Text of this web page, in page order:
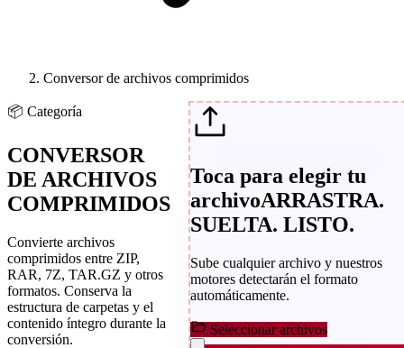
Conversor de archivos comprimidos
📦 Categoría
CONVERSOR
DE ARCHIVOS
COMPRIMIDOS
Convierte archivos
comprimidos entre ZIP,
RAR, 7Z, TAR.GZ y otros
formatos. Conserva la
estructura de carpetas y el
contenido íntegro durante la
conversión.
Toca para elegir tu
archivoARRASTRA.
SUELTA. LISTO.
Sube cualquier archivo y nuestros
motores detectarán el formato
automáticamente.
Seleccionar archivos